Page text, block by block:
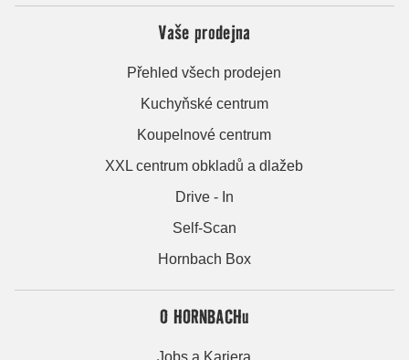
Vaše prodejna
Přehled všech prodejen
Kuchyňské centrum
Koupelnové centrum
XXL centrum obkladů a dlažeb
Drive - In
Self-Scan
Hornbach Box
O HORNBACHu
Jobs a Kariera